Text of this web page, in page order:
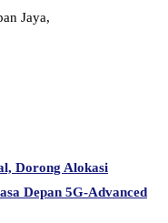
Jaya,
Dorong Alokasi
Depan 5G-Advanced